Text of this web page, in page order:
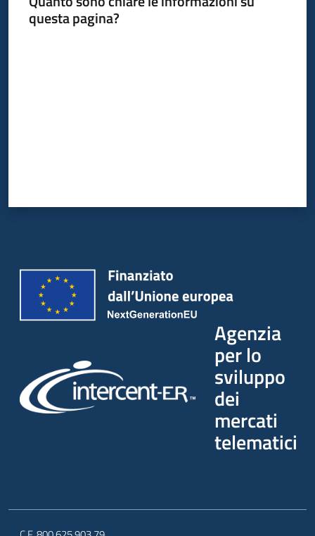
questa pagina?
Agenzia
per lo
sviluppo
dei
mercati
telematici